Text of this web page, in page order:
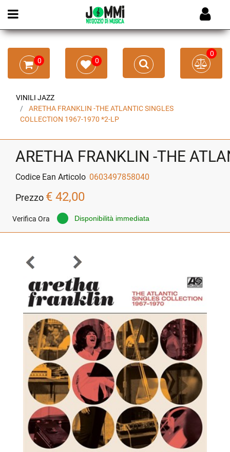
Open menu
0 0
0
VINILI JAZZ
ARETHA FRANKLIN -THE ATLANTIC SINGLES
COLLECTION 1967-1970 *2-LP
ARETHA FRANKLIN -THE
Codice Ean Articolo 0603497858040
Prezzo € 42,00
Verifica Ora Disponibilità immediata